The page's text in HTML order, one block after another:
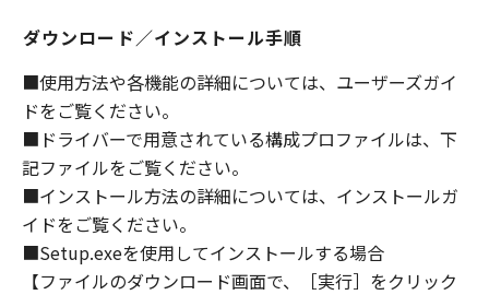
接に輸出してはなりません。
６．サポートおよびアップデート
キヤノン、キヤノンの子会社、関係会社、それ
らの販売代理店および販売店、並びにキヤノン
のライセンサーは、お客様による「本ソフトウ
ェア」の使用を支援すること、および「本ソフ
トウェア」に対してアップデート、バグの修正
あるいはサポートを行うことについて、いかな
る責任も負うものではありません。
ダウンロード／インストール手順
■使用方法や各機能の詳細については、ユーザーズガイ
ドをご覧ください。
■ドライバーで用意されている構成プロファイルは、下
記ファイルをご覧ください。
■インストール方法の詳細については、インストールガ
イドをご覧ください。
■Setup.exeを使用してインストールする場合
【ファイルのダウンロード画面で、［実行］をクリック